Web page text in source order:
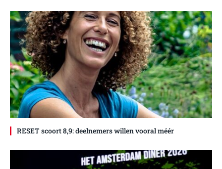
RESET scoort 8,9: deelnemers willen vooral méér